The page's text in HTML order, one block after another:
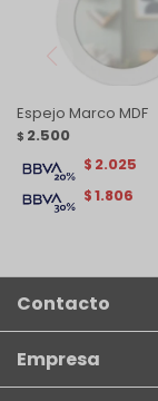
Espejo Marco MDF
$ 2.500
$1.806
$ 2.025
Contacto
Empresa